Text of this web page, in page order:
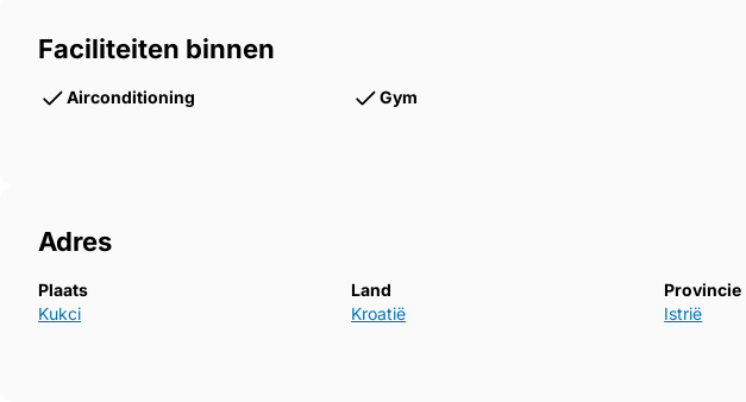
Faciliteiten binnen
Airconditioning Gym
Adres
Plaats
Kukci
Land
Kroatië
Provincie
Istrië